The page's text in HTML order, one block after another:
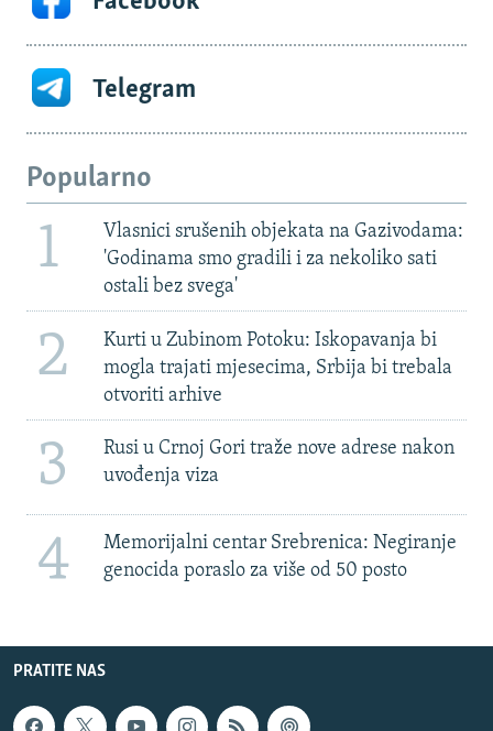
Telegram
Popularno
1
Vlasnici srušenih objekata na Gazivodama:
'Godinama smo gradili i za nekoliko sati
ostali bez svega'
2
Kurti u Zubinom Potoku: Iskopavanja bi
mogla trajati mjesecima, Srbija bi trebala
otvoriti arhive
3
Rusi u Crnoj Gori traže nove adrese nakon
uvođenja viza
4
Memorijalni centar Srebrenica: Negiranje
genocida poraslo za više od 50 posto
PRATITE NAS